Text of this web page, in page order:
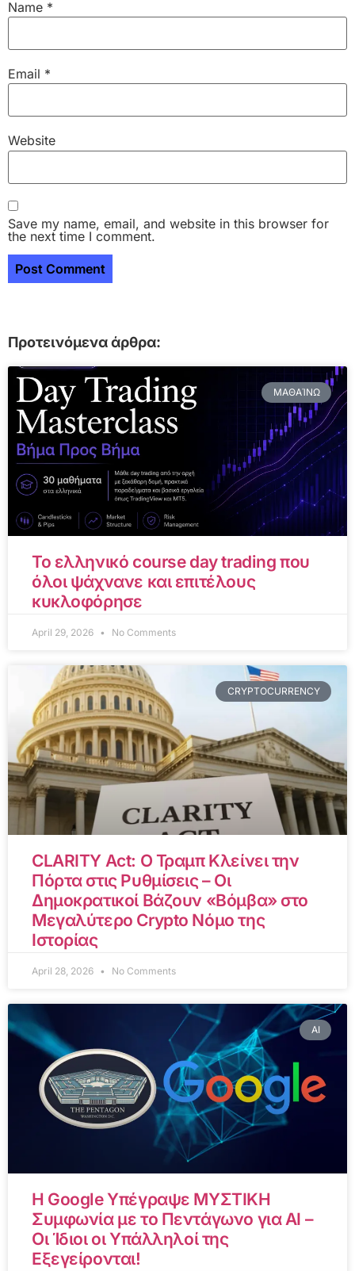
Name *
Email *
Website
Save my name, email, and website in this browser for
the next time I comment.
Προτεινόμενα άρθρα:
ΜΑΘΑΊΝΩ
Το ελληνικό course day trading που
όλοι ψάχνανε και επιτέλους
κυκλοφόρησε
April 29, 2026 No Comments
CRYPTOCURRENCY
CLARITY Act: Ο Τραμπ Κλείνει την
Πόρτα στις Ρυθμίσεις – Οι
Δημοκρατικοί Βάζουν «Βόμβα» στο
Μεγαλύτερο Crypto Νόμο της
Ιστορίας
April 28, 2026 No Comments
AI
Η Google Υπέγραψε ΜΥΣΤΙΚΗ
Συμφωνία με το Πεντάγωνο για AI –
Οι Ίδιοι οι Υπάλληλοί της
Εξεγείρονται!